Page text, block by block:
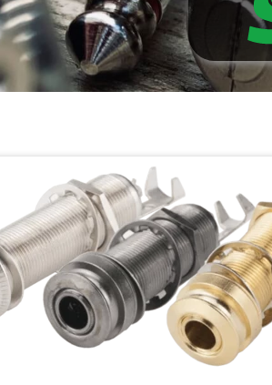
Kable zasilające
Gniazda / Przełączniki
Złącza / Wtyki / Adaptery
Struny